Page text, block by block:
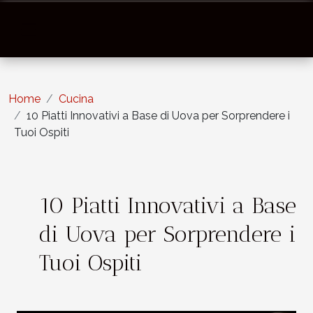
Home
Cucina
10 Piatti Innovativi a Base di Uova per Sorprendere i
Tuoi Ospiti
10 Piatti Innovativi a Base
di Uova per Sorprendere i
Tuoi Ospiti